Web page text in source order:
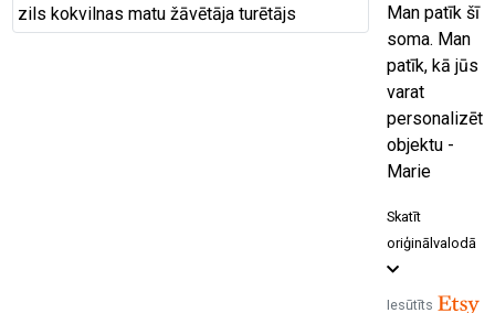
Man patīk šī
soma. Man
patīk, kā jūs
varat
personalizēt
objektu -
Marie
Skatīt
oriģinālvalodā
Iesūtīts